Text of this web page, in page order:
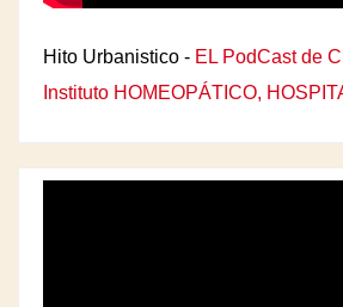
Hito Urbanistico - EL PodCast de
Instituto HOMEOPÁTICO,